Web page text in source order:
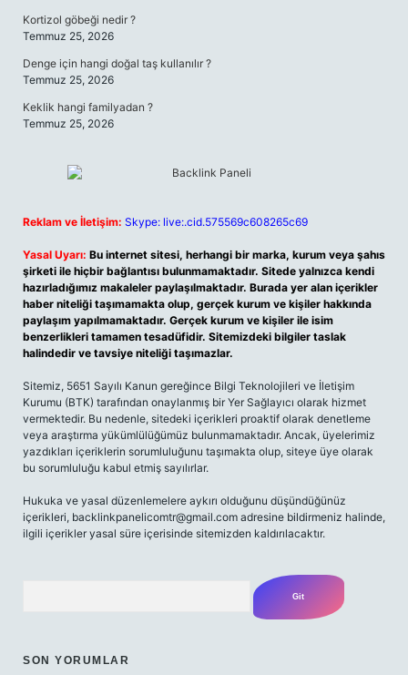
Kortizol göbeği nedir ?
Temmuz 25, 2026
Denge için hangi doğal taş kullanılır ?
Temmuz 25, 2026
Keklik hangi familyadan ?
Temmuz 25, 2026
Reklam ve İletişim: Skype: live:.cid.575569c608265c69
Yasal Uyarı: Bu internet sitesi, herhangi bir marka, kurum veya şahıs
şirketi ile hiçbir bağlantısı bulunmamaktadır. Sitede yalnızca kendi
hazırladığımız makaleler paylaşılmaktadır. Burada yer alan içerikler
haber niteliği taşımamakta olup, gerçek kurum ve kişiler hakkında
paylaşım yapılmamaktadır. Gerçek kurum ve kişiler ile isim
benzerlikleri tamamen tesadüfidir. Sitemizdeki bilgiler taslak
halindedir ve tavsiye niteliği taşımazlar.
Sitemiz, 5651 Sayılı Kanun gereğince Bilgi Teknolojileri ve İletişim
Kurumu (BTK) tarafından onaylanmış bir Yer Sağlayıcı olarak hizmet
vermektedir. Bu nedenle, sitedeki içerikleri proaktif olarak denetleme
veya araştırma yükümlülüğümüz bulunmamaktadır. Ancak, üyelerimiz
yazdıkları içeriklerin sorumluluğunu taşımakta olup, siteye üye olarak
bu sorumluluğu kabul etmiş sayılırlar.
Hukuka ve yasal düzenlemelere aykırı olduğunu düşündüğünüz
içerikleri, backlinkpanelicomtr@gmail.com adresine bildirmeniz halinde,
ilgili içerikler yasal süre içerisinde sitemizden kaldırılacaktır.
SON YORUMLAR